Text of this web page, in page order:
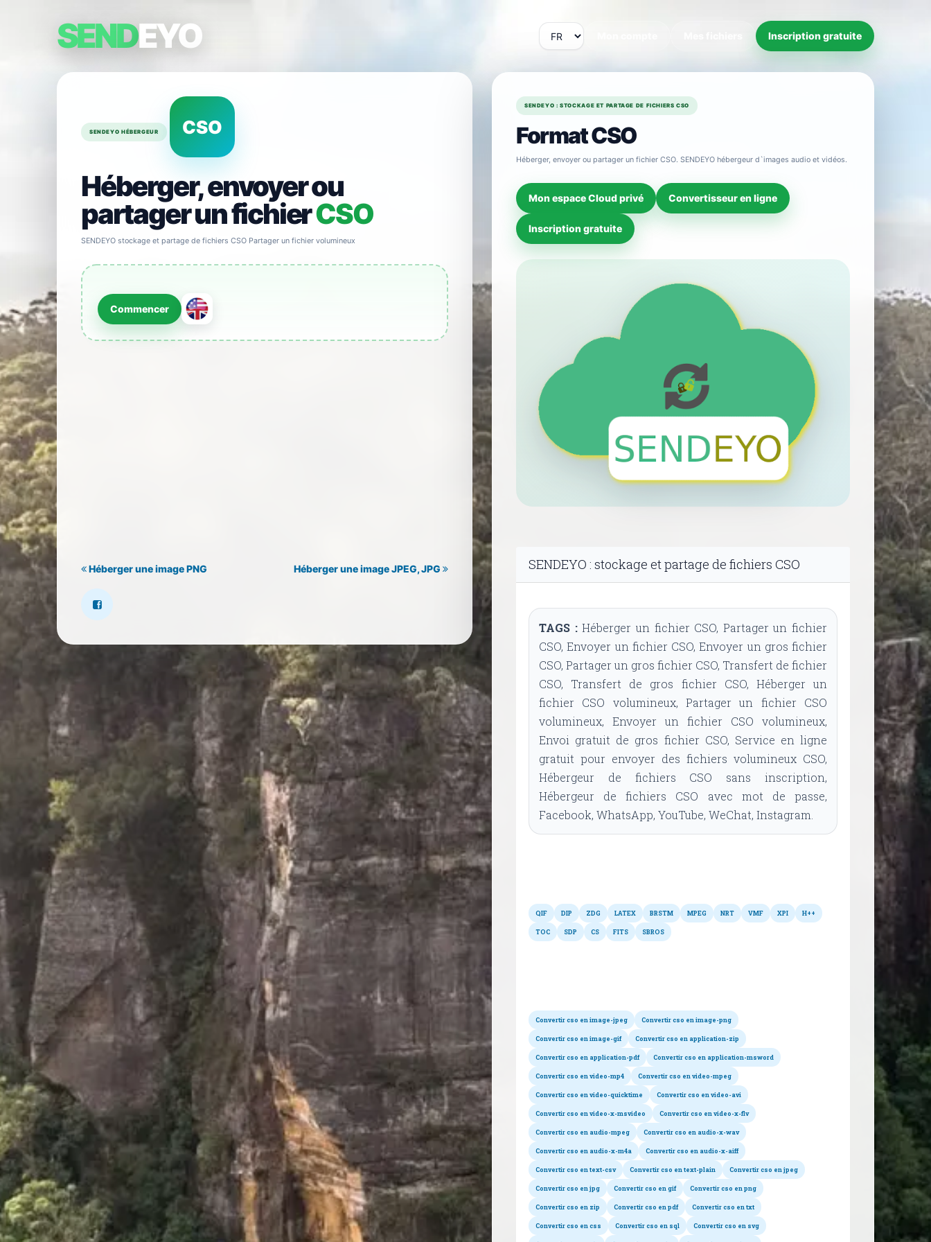
SENDEYO Inscription gratuite
SENDEYO HÉBERGEUR CSO
Héberger, envoyer ou
partager un fichierCSO
SENDEYO stockage et partage de fichiers CSO Partager un fichier volumineux
Héberger une image PNG Héberger une image JPEG, JPG
SENDEYO : STOCKAGE ET PARTAGE DE FICHIERS CSO
Format CSO
Héberger, envoyer ou partager un fichier CSO. SENDEYO hébergeur d`images audio et vidéos.
Mon espace Cloud privé Convertisseur en ligne
Inscription gratuite
SENDEYO : stockage et partage de fichiers CSO
TAGS :Héberger un fichier CSO, Partager un fichier
CSO, Envoyer un fichier CSO, Envoyer un gros fichier
CSO, Partager un gros fichier CSO, Transfert de fichier
CSO, Transfert de gros fichier CSO, Héberger un
fichier CSO volumineux, Partager un fichier CSO
volumineux, Envoyer un fichier CSO volumineux,
Envoi gratuit de gros fichier CSO, Service en ligne
gratuit pour envoyer des fichiers volumineux CSO,
Hébergeur de fichiers CSO sans inscription,
Hébergeur de fichiers CSO avec mot de passe,
Facebook, WhatsApp, YouTube, WeChat, Instagram.
QIF DIP ZDG LATEX BRSTM MPEG NRT VMF XPI H++
TOC SDP CS FITS SBROS
Convertir cso en image-jpeg Convertir cso en image-png
Convertir cso en image-gif Convertir cso en application-zip
Convertir cso en application-pdf Convertir cso en application-msword
Convertir cso en video-mp4 Convertir cso en video-mpeg
Convertir cso en video-quicktime Convertir cso en video-avi
Convertir cso en video-x-msvideo Convertir cso en video-x-flv
Convertir cso en audio-mpeg Convertir cso en audio-x-wav
Convertir cso en audio-x-m4a Convertir cso en audio-x-aiff
Convertir cso en text-csv Convertir cso en text-plain Convertir cso en jpeg
Convertir cso en jpg Convertir cso en gif Convertir cso en png
Convertir cso en zip Convertir cso en pdf Convertir cso en txt
Convertir cso en css Convertir cso en sql Convertir cso en svg